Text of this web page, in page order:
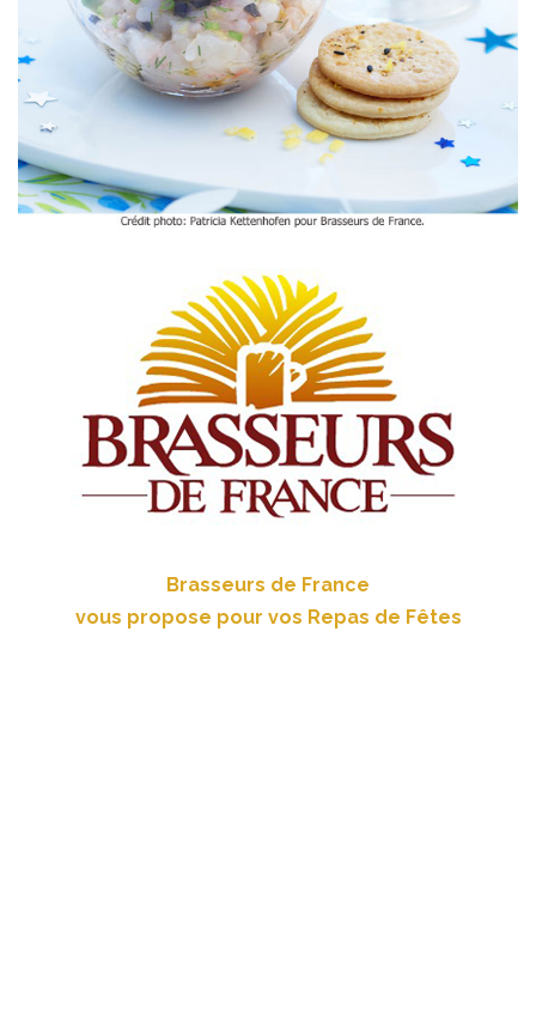
Brasseurs de France
vous propose pour vos Repas de Fêtes